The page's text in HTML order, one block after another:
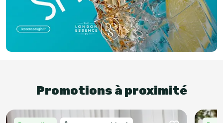
Promotions à proximité